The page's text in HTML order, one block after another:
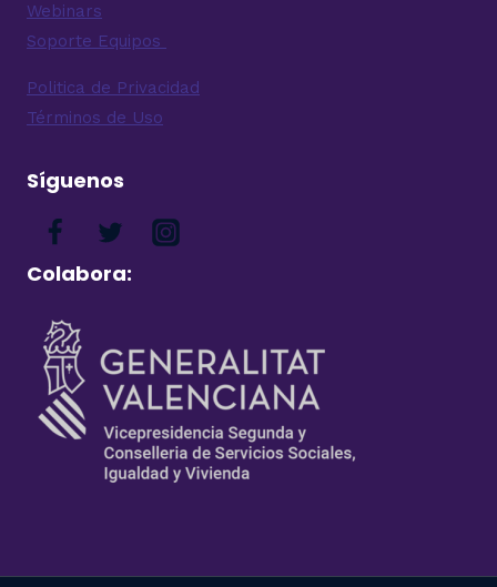
Webinars
Soporte Equipos
Politica de Privacidad
Términos de Uso
Síguenos
Colabora: